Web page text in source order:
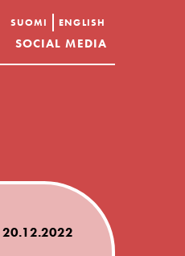
SUOMI ENGLISH
SOCIAL MEDIA
20.12.2022